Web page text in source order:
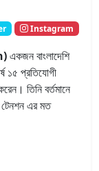
Instagram
একজন বাংলাদেশি
১৫ প্রতিযোগী
তিনি বর্তমানে
টেনশন এর মত